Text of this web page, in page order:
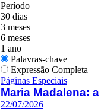
Período
30 dias
3 meses
6 meses
1 ano
Palavras-chave
Expressão Completa
Páginas Especiais
Maria Madalena:
22/07/2026